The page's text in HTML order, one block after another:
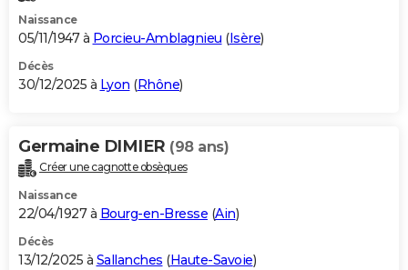
Naissance
05/11/1947 à Porcieu-Amblagnieu (Isère)
Décès
30/12/2025 à Lyon (Rhône)
Germaine DIMIER (98 ans)
Créer une cagnotte obsèques
Naissance
22/04/1927 à Bourg-en-Bresse (Ain)
Décès
13/12/2025 à Sallanches (Haute-Savoie)